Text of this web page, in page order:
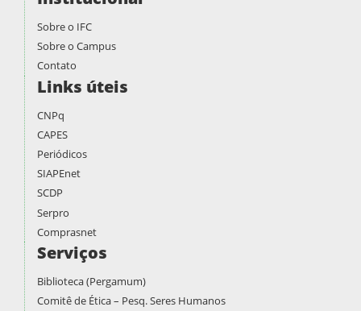
Sobre o IFC
Sobre o Campus
Contato
Links úteis
CNPq
CAPES
Periódicos
SIAPEnet
SCDP
Serpro
Comprasnet
Serviços
Biblioteca (Pergamum)
Comitê de Ética – Pesq. Seres Humanos